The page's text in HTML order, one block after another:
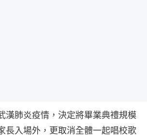
漢肺炎疫情，決定將畢業典禮規模
長入場外，更取消全體一起唱校歌